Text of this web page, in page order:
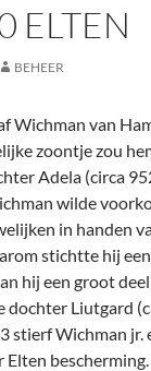
ELTEN
BEHEER
Wichman van
zoontje zou
Adela (circa
wilde
in handen
stichtte hij
hij een groot
dochter Liutgard
stierf Wichman jr.
Elten bescherming.